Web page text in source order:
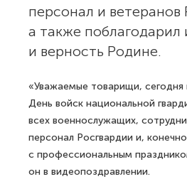
персонал и ветеранов
а также поблагодарил
и верность Родине.
«Уважаемые товарищи, сегодня
День войск национальной
всех военнослужащих,
персонал Росгвардии и,
с профессиональным
он в видеопоздравлении.